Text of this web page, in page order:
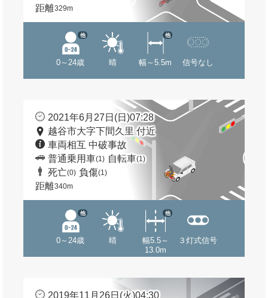
距離329m
0～24歳
他
晴 幅～5.5m
他
信号なし
2021年6月27日(日)07:28
越谷市大字下間久里 付近
車両相互 中破事故
普通乗用車(1) 自転車(1)
死亡(0) 負傷(1)
距離340m
0～24歳
他
晴
幅5.5～
13.0m
他
３灯式信号
2019年11月26日(火)04:30